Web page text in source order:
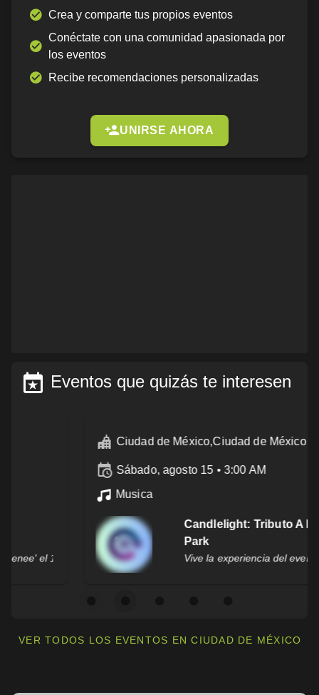
Crea y comparte tus propios eventos
Conéctate con una comunidad apasionada por
los eventos
Recibe recomendaciones personalizadas
UNIRSE AHORA
Eventos que quizás te interesen
Ciudad de México,Ciudad de México
sábado, agosto 15 • 3:00 AM
Candlelight: Tributo A Linkin
Park
Vive la experiencia del evento
VER TODOS LOS EVENTOS EN CIUDAD DE MÉXICO